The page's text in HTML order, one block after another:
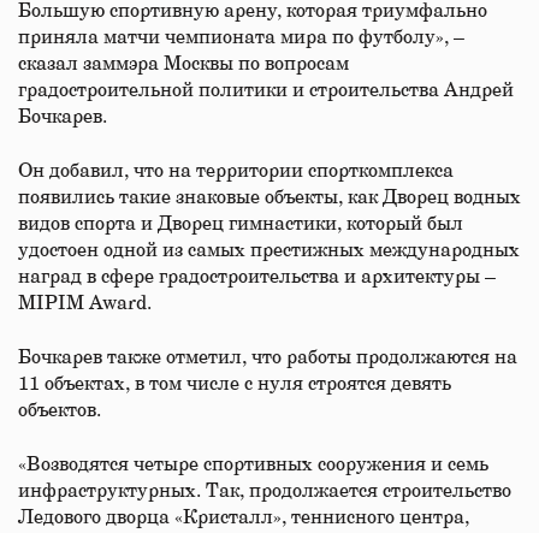
Большую спортивную арену, которая триумфально
приняла матчи чемпионата мира по футболу», –
сказал заммэра Москвы по вопросам
градостроительной политики и строительства Андрей
Бочкарев.
Он добавил, что на территории спорткомплекса
появились такие знаковые объекты, как Дворец водных
видов спорта и Дворец гимнастики, который был
удостоен одной из самых престижных международных
наград в сфере градостроительства и архитектуры –
MIPIM Award.
Бочкарев также отметил, что работы продолжаются на
11 объектах, в том числе с нуля строятся девять
объектов.
«Возводятся четыре спортивных сооружения и семь
инфраструктурных. Так, продолжается строительство
Ледового дворца «Кристалл», теннисного центра,